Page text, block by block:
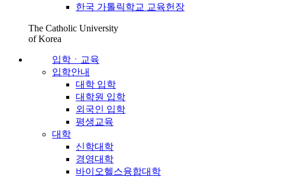
한국 가톨릭학교 교육헌장
The Catholic University
of Korea
입학ㆍ교육
입학안내
대학 입학
대학원 입학
외국인 입학
평생교육
대학
신학대학
경영대학
바이오헬스융합대학